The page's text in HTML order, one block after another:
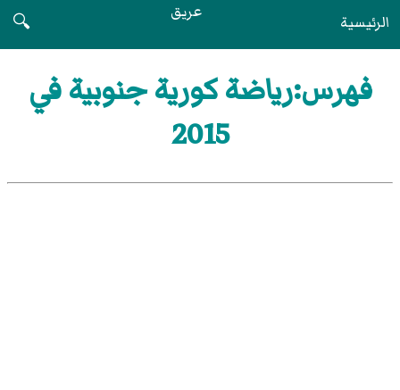
الرئيسية عريق
🔍
فهرس:رياضة كورية جنوبية في
2015